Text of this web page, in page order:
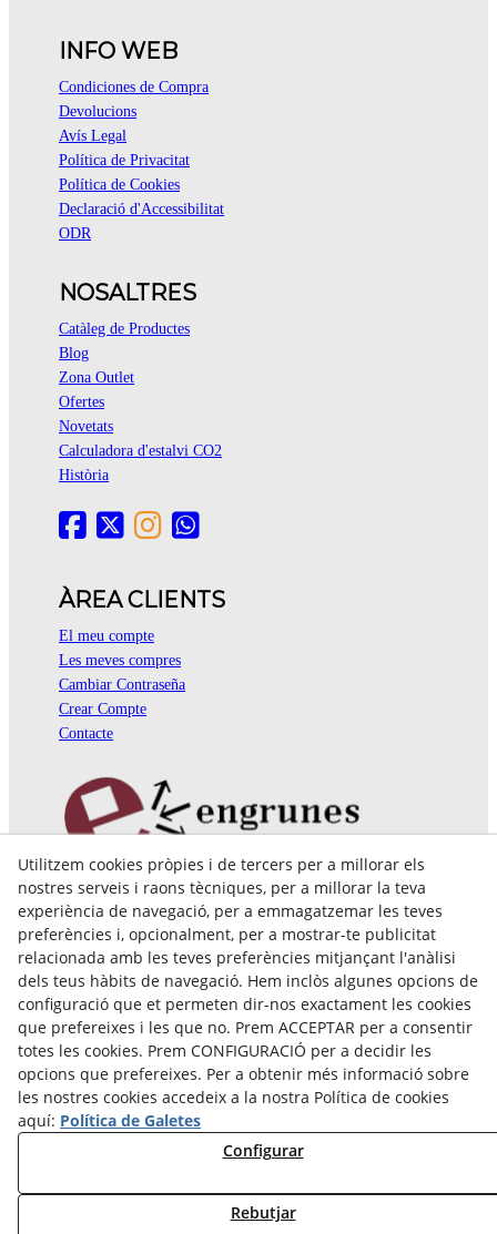
INFO WEB
Condiciones de Compra
Devolucions
Avís Legal
Política de Privacitat
Política de Cookies
Declaració d'Accessibilitat
ODR
NOSALTRES
Catàleg de Productes
Blog
Zona Outlet
Ofertes
Novetats
Calculadora d'estalvi CO2
Història
ÀREA CLIENTS
El meu compte
Les meves compres
Cambiar Contraseña
Crear Compte
Contacte
Pol. Ind. Coll de Montcada
Cr. Roca Plana, 14-16
08110 Montcada i Reixac (Barcelona)
935 829 999
engrunes@engrunes.org
Utilitzem cookies pròpies i de tercers per a millorar els
nostres serveis i raons tècniques, per a millorar la teva
experiència de navegació, per a emmagatzemar les teves
preferències i, opcionalment, per a mostrar-te publicitat
relacionada amb les teves preferències mitjançant l'anàlisi
dels teus hàbits de navegació. Hem inclòs algunes opcions de
configuració que et permeten dir-nos exactament les cookies
que prefereixes i les que no. Prem ACCEPTAR per a consentir
totes les cookies. Prem CONFIGURACIÓ per a decidir les
opcions que prefereixes. Per a obtenir més informació sobre
les nostres cookies accedeix a la nostra Política de cookies
aquí: Política de Galetes
Configurar
Rebutjar